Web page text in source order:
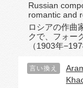
Russian
romantic and
ロシアの作曲
クで、フォー
（1903年
言い換え